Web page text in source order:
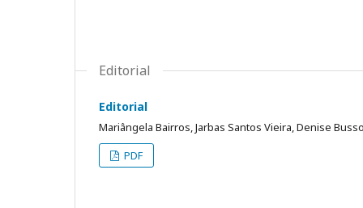
Editorial
Editorial
Mariângela Bairros, Jarbas Santos Vieira, Denise
PDF